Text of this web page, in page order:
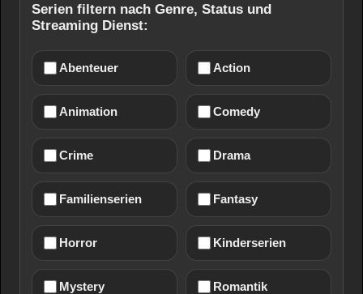
Serien filtern nach Genre, Status und
Streaming Dienst:
Abenteuer Action
Animation Comedy
Crime Drama
Familienserien Fantasy
Horror Kinderserien
Mystery Romantik